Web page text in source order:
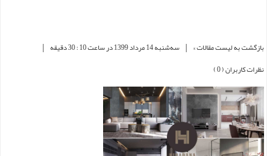
بازگشت به لیست مقالات » | ﺳﻪشنبه 14 مرداد 1399 در ساعت 10 : 30 دقیقه |
نظرات کاربران ( 0 )